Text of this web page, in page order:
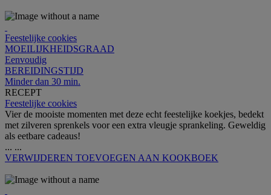
Feestelijke cookies
MOEILIJKHEIDSGRAAD
Eenvoudig
BEREIDINGSTIJD
Minder dan 30 min.
RECEPT
Feestelijke cookies
Vier de mooiste momenten met deze echt feestelijke koekjes, bedekt
met zilveren sprenkels voor een extra vleugje sprankeling. Geweldig
als eetbare cadeaus!
... ...
VERWIJDEREN TOEVOEGEN AAN KOOKBOEK